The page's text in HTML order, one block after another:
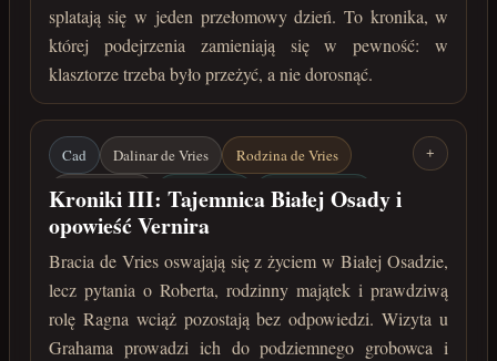
splatają się w jeden przełomowy dzień. To kronika, w
której podejrzenia zamieniają się w pewność: w
klasztorze trzeba było przeżyć, a nie dorosnąć.
Cad Dalinar de Vries
Rodzina de Vries
Vernir / Ragn
Biała Osada
Robert de Vries
Graham
Krwawa Róża
lata 213-215 po Zaćmieniu
+
Kroniki III: Tajemnica Białej Osady i
opowieść Vernira
Bracia de Vries oswajają się z życiem w Białej Osadzie,
lecz pytania o Roberta, rodzinny majątek i prawdziwą
rolę Ragna wciąż pozostają bez odpowiedzi. Wizyta u
Grahama prowadzi ich do podziemnego grobowca i